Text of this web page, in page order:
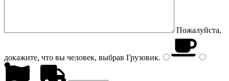
Пожалуйста,
докажите, что вы человек, выбрав Грузовик.